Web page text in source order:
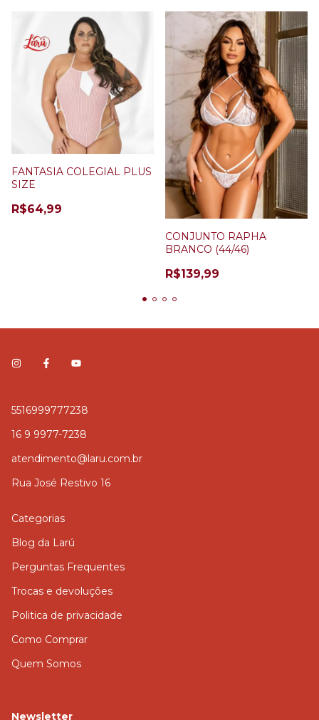
FANTASIA COLEGIAL PLUS
SIZE
R$64,99
CONJUNTO RAPHA
BRANCO (44/46)
R$139,99
5516999777238
16 9 9977-7238
atendimento@laru.com.br
Rua José Restivo 16
Categorias
Blog da Larú
Perguntas Frequentes
Trocas e devoluções
Politica de privacidade
Como Comprar
Quem Somos
Newsletter